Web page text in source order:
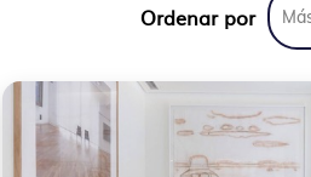
Ordenar por